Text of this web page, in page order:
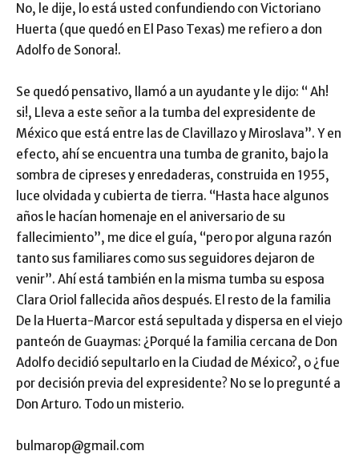
No, le dije, lo está usted confundiendo con Victoriano
Huerta (que quedó en El Paso Texas) me refiero a don
Adolfo de Sonora!.
Se quedó pensativo, llamó a un ayudante y le dijo: “ Ah!
si!, Lleva a este señor a la tumba del expresidente de
México que está entre las de Clavillazo y Miroslava”. Y en
efecto, ahí se encuentra una tumba de granito, bajo la
sombra de cipreses y enredaderas, construida en 1955,
luce olvidada y cubierta de tierra. “Hasta hace algunos
años le hacían homenaje en el aniversario de su
fallecimiento”, me dice el guía, “pero por alguna razón
tanto sus familiares como sus seguidores dejaron de
venir”. Ahí está también en la misma tumba su esposa
Clara Oriol fallecida años después. El resto de la familia
De la Huerta-Marcor está sepultada y dispersa en el viejo
panteón de Guaymas: ¿Porqué la familia cercana de Don
Adolfo decidió sepultarlo en la Ciudad de México?, o ¿fue
por decisión previa del expresidente? No se lo pregunté a
Don Arturo. Todo un misterio.
bulmarop@gmail.com